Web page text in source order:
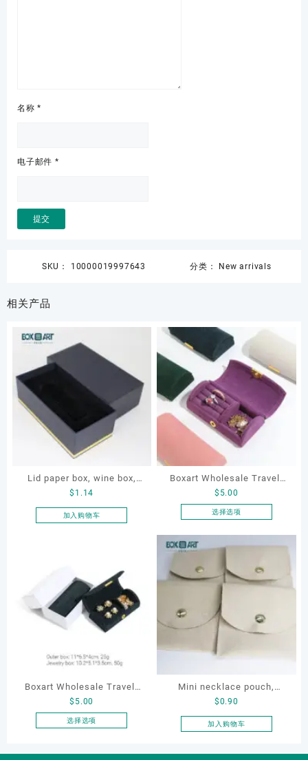
名称*
电子邮件 *
SKU： 10000019997643 分类： New arrivals
相关产品
Lid paper box, wine box,
gift box
$ 1.14
加入购物车
Boxart Wholesale Travel-
Friendly Arched Jewelry
Case for Compact Ring
Velvet Lining
$ 5.00
选择选项
有
多
体。
在
品
页
面
上
Boxart Wholesale Travel-
Friendly Arched Jewelry
Case for Compact Ring
Velvet Lining
$ 5.00
选择选项
Mini necklace pouch,
jewelry pouch, earring
pouch
$0.90
加入购物车